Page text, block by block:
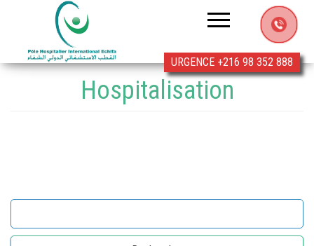
Clinique
Hospitalisation
URGENCE +216 98 352 888